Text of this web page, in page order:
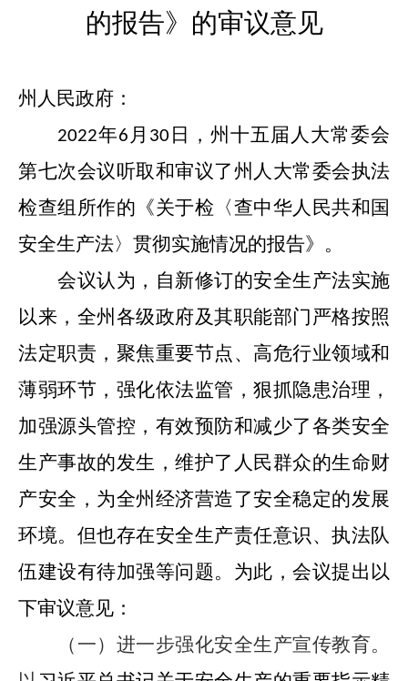
的报告》的审议意见
州 人民政府：
2022年6 月 30 日， 州十五届人大常委会
第七次会议听取和审议了州人大常委会执法
检查组所作的《关于检〈查中华人民共和国
安全生产法〉贯彻实施情况的报告》。
会议认为， 自新修订的安全生产法实施
以来，全州各级政府及其职能部门严格按照
法定职责 ，聚焦重要节点、高危行业领域和
薄弱环节， 强化依法监管，狠抓隐患治理，
加强源头管控，有效预防和减少了各类安全
生产事故的发生，维护了人民群众的生命财
产安全，为全州经济营造了安全稳定的发展
环境。但也存在安全生产责任意识、执法队
伍建设有待加强等问题。 为此，会议提出以
下审议意见：
（一）进一步强化安全生产宣传教育。